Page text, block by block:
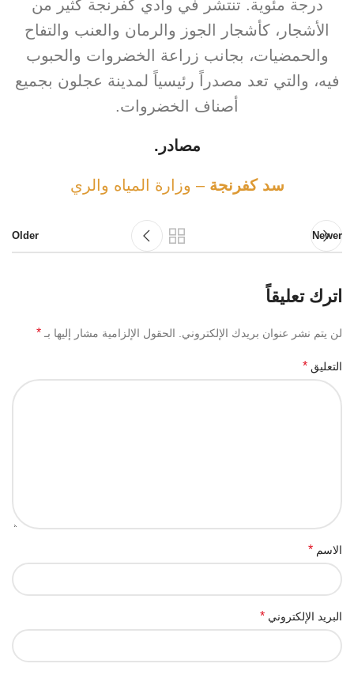
درجة مئوية. تنتشر في وادي كفرنجة كثير من
الأشجار، كأشجار الجوز والرمان والعنب والتفاح
والحمضيات، بجانب زراعة الخضروات والحبوب
فيه، والتي تعد مصدراً رئيسياً لمدينة عجلون بجميع
أصناف الخضروات.
مصادر.
سد كفرنجة– وزارة المياه والري
Newer
Older
اترك تعليقاً
لن يتم نشر عنوان بريدك الإلكتروني. الحقول الإلزامية مشار إليها بـ *
التعليق *
الاسم *
البريد الإلكتروني *